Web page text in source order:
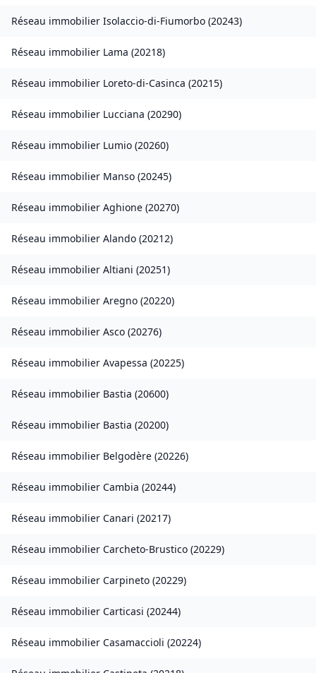
Réseau immobilier Isolaccio-di-Fiumorbo (20243)
Réseau immobilier Lama (20218)
Réseau immobilier Loreto-di-Casinca (20215)
Réseau immobilier Lucciana (20290)
Réseau immobilier Lumio (20260)
Réseau immobilier Manso (20245)
Réseau immobilier Aghione (20270)
Réseau immobilier Alando (20212)
Réseau immobilier Altiani (20251)
Réseau immobilier Aregno (20220)
Réseau immobilier Asco (20276)
Réseau immobilier Avapessa (20225)
Réseau immobilier Bastia (20600)
Réseau immobilier Bastia (20200)
Réseau immobilier Belgodère (20226)
Réseau immobilier Cambia (20244)
Réseau immobilier Canari (20217)
Réseau immobilier Carcheto-Brustico (20229)
Réseau immobilier Carpineto (20229)
Réseau immobilier Carticasi (20244)
Réseau immobilier Casamaccioli (20224)